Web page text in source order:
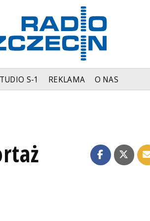
S-1 REKLAMA O NAS